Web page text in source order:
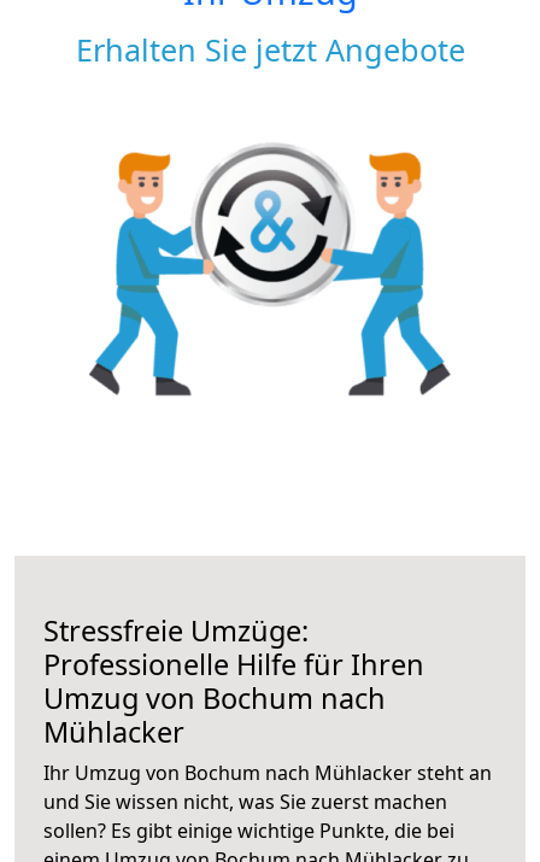
Erhalten Sie jetzt Angebote
Stressfreie Umzüge:
Professionelle Hilfe für Ihren
Umzug von Bochum nach
Mühlacker
Ihr Umzug von Bochum nach Mühlacker steht an
und Sie wissen nicht, was Sie zuerst machen
sollen? Es gibt einige wichtige Punkte, die bei